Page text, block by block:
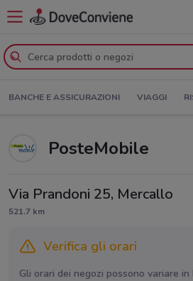
BANCHE E ASSICURAZIONI VIAGGI
PosteMobile
Via Prandoni 25, Mercallo
521.7 km
Verifica gli orari
Gli orari dei negozi possono variare